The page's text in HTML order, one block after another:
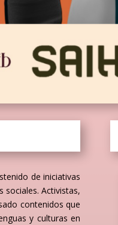
de iniciativas
sociales. Activistas,
contenidos que
y culturas en